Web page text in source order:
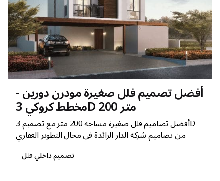
أفضل تصميم فلل صغيرة مودرن دورين -
مخطط كروكي 3D 200 متر
أفضل تصاميم فلل صغيرة مساحة 200 متر مع تصميم 3D
من تصاميم شركة الدار الرائدة في مجال التطوير العقاري
تصميم داخلي فلل